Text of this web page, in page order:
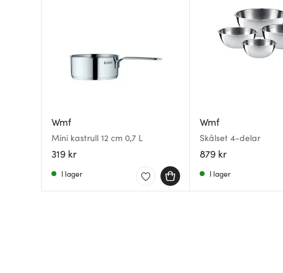
Wmf
Mini kastrull 12 cm 0,7 L
319 kr
I lager
Wmf
Skålset 4-delar
879 kr
I lager